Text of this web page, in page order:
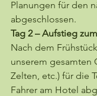
Planungen für den
abgeschlossen.
Tag 2 – Aufstieg
Nach dem
unserem gesamten
Zelten, etc.) für die
Fahrer am Hotel